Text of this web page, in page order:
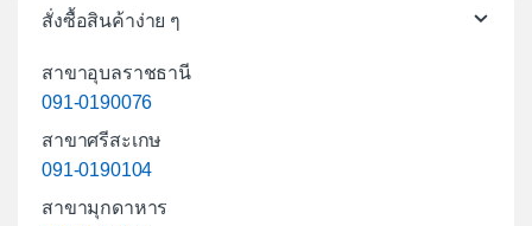
สั่งซื้อสินค้าง่าย ๆ
สาขาอุบลราชธานี
091-0190076
สาขาศรีสะเกษ
091-0190104
สาขามุกดาหาร